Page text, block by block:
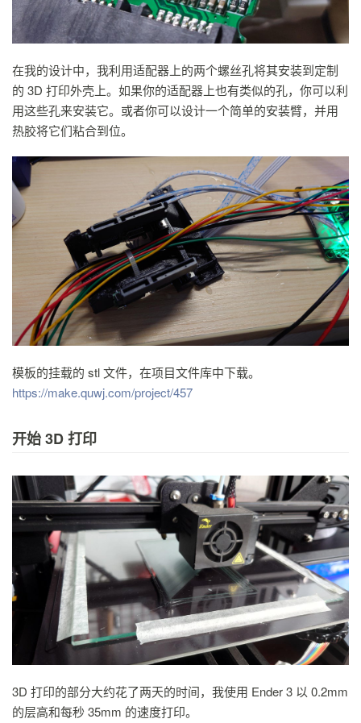
在我的设计中，我利用适配器上的两个螺丝孔将其安装到定制
的 3D 打印外壳上。如果你的适配器上也有类似的孔，你可以利
用这些孔来安装它。或者你可以设计一个简单的安装臂，并用
热胶将它们粘合到位。
模板的挂载的 stl 文件，在项目文件库中下载。
https://make.quwj.com/project/457
开始 3D 打印
3D 打印的部分大约花了两天的时间，我使用 Ender 3 以 0.2mm
的层高和每秒 35mm 的速度打印。